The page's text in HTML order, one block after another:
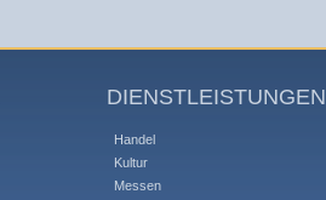
DIENSTLEISTUNGEN
Handel
Kultur
Messen